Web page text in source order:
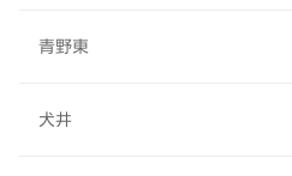
青野東
犬井